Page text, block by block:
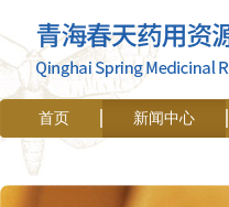
首页 新闻中心